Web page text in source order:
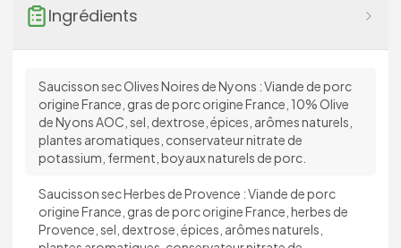
Ingrédients
Saucisson sec Olives Noires de Nyons : Viande de porc
origine France, gras de porc origine France, 10% Olive
de Nyons AOC, sel, dextrose, épices, arômes naturels,
plantes aromatiques, conservateur nitrate de
potassium, ferment, boyaux naturels de porc.
Saucisson sec Herbes de Provence : Viande de porc
origine France, gras de porc origine France, herbes de
Provence, sel, dextrose, épices, arômes naturels,